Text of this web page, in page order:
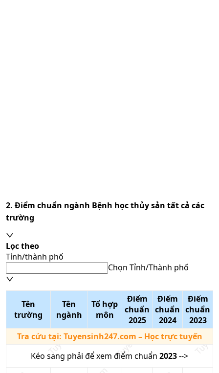
2. Điểm chuẩn ngành Bệnh học thủy sản tất cả các
trường
Lọc theo
Tỉnh/thành phố
Chọn Tỉnh/Thành phố
Tên
trường
Tên
ngành
Tổ hợp
môn
Điểm
chuẩn
2025
Điểm
chuẩn
2024
Điểm
chuẩn
2023
Tra cứu tại: Tuyensinh247.com – Học trực tuyến
Kéo sang phải để xem điểm chuẩn 2023-->